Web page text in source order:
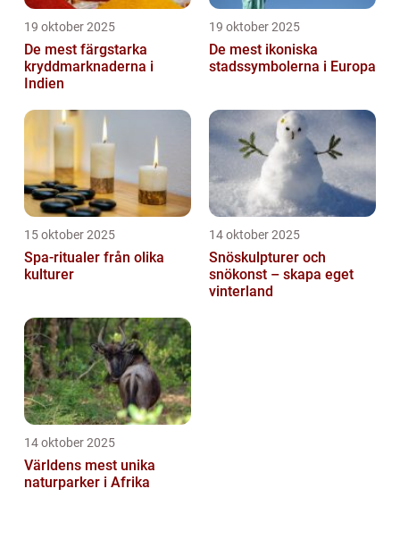
19 oktober 2025
De mest färgstarka
kryddmarknaderna i
Indien
19 oktober 2025
De mest ikoniska
stadssymbolerna i Europa
15 oktober 2025
Spa-ritualer från olika
kulturer
14 oktober 2025
Snöskulpturer och
snökonst – skapa eget
vinterland
14 oktober 2025
Världens mest unika
naturparker i Afrika